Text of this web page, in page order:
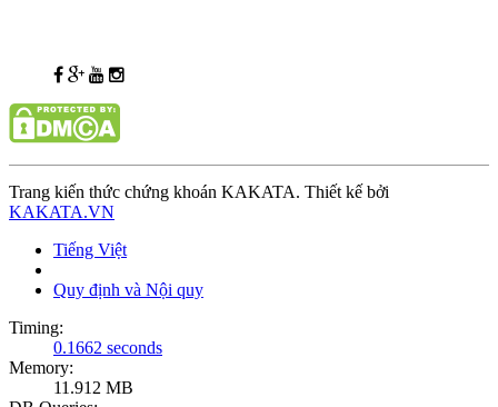
Trang kiến thức chứng khoán KAKATA. Thiết kế bởi
KAKATA.VN
Tiếng Việt
Quy định và Nội quy
Timing:
0.1662 seconds
Memory:
11.912 MB